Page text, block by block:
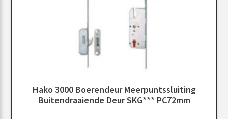
Hako 3000 Boerendeur Meerpuntssluiting
Buitendraaiende Deur SKG*** PC72mm